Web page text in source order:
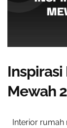
Mewah
Interior